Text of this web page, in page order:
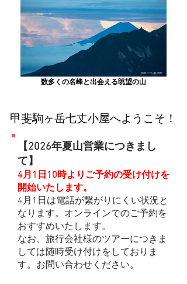
数多くの名峰と出会える眺望の山
甲斐駒ヶ岳七丈小屋へようこそ！
【2026年夏山営業につきまし
て】
4月1日10時よりご予約の受け付けを
開始いたします。
​4月1日は電話が繋がりにくい状況と
なります。オンラインでのご予約を
おすすめいたします。
​なお、旅行会社様のツアーにつきま
しては随時受け付けをしておりま
す。お問い合わせください。